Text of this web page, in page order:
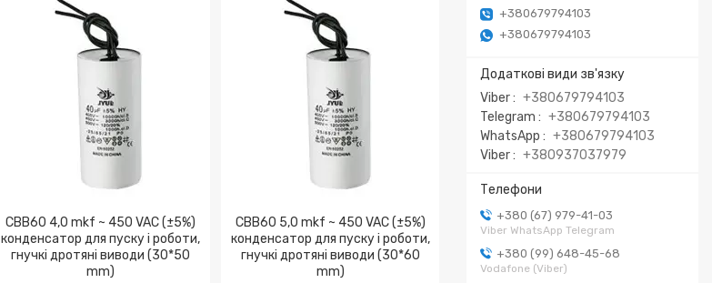
+380679794103
+380679794103
Viber
+380679794103
Telegram
+380679794103
WhatsApp
+380679794103
Viber
+380937037979
+380 (67) 979-41-03
Viber WhatsApp Telegram
+380 (99) 648-45-68
Vodafone (Viber)
CBB60 4,0 mkf ~ 450 VAC (±5%)
конденсатор для пуску і роботи,
гнучкі дротяні виводи (30*50
mm)
CBB60 5,0 mkf ~ 450 VAC (±5%)
конденсатор для пуску і роботи,
гнучкі дротяні виводи (30*60
mm)